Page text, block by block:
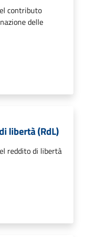
contributo
delle
libertà (RdL)
reddito di libertà